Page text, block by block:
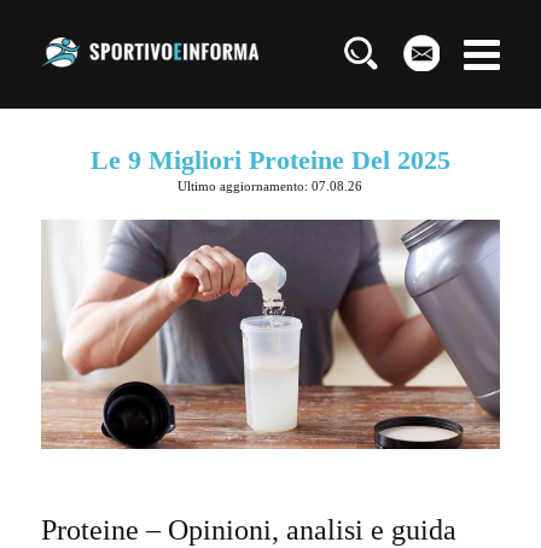
Le 9 Migliori Proteine Del 2025
Ultimo aggiornamento: 07.08.26
Proteine – Opinioni, analisi e guida